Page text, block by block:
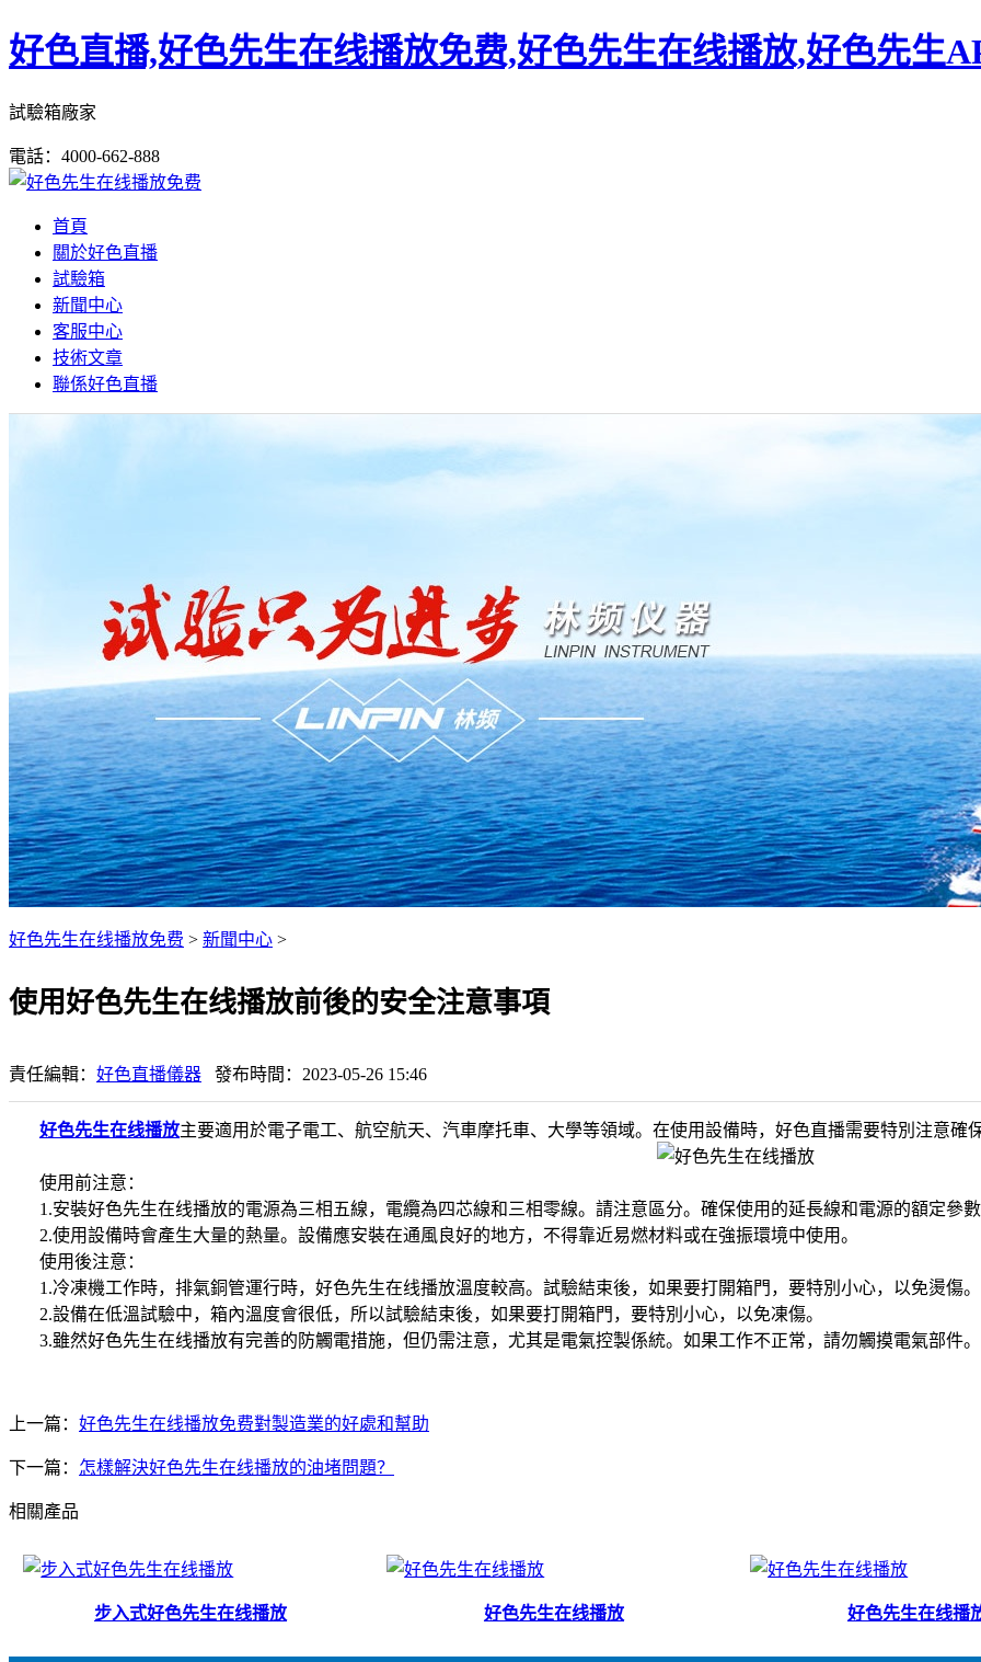
好色直播,好色先生在线播放免费,好色先生在线播放,好色先生
試驗箱廠家
電話：4000-662-888
首頁
關於好色直播
試驗箱
新聞中心
客服中心
技術文章
聯係好色直播
好色先生在线播放免费 > 新聞中心 >
使用好色先生在线播放前後的安全注意事項
責任編輯： 好色直播儀器 發布時間：2023-05-26 15:46
好色先生在线播放主要適用於電子電工、航空航天、汽車摩托車、大學等領域。在使用設備時，好色直播需要特別注意
使用前注意：
1.安裝好色先生在线播放的電源為三相五線，電纜為四芯線和三相零線。請注意區分。確保使用的延長線和電源的額定參
2.使用設備時會產生大量的熱量。設備應安裝在通風良好的地方，不得靠近易燃材料或在強振環境中使用。
使用後注意：
1.冷凍機工作時，排氣銅管運行時，好色先生在线播放溫度較高。試驗結束後，如果要打開箱門，要特別小心，以免燙傷。
2.設備在低溫試驗中，箱內溫度會很低，所以試驗結束後，如果要打開箱門，要特別小心，以免凍傷。
3.雖然好色先生在线播放有完善的防觸電措施，但仍需注意，尤其是電氣控製係統。如果工作不正常，請勿觸摸電氣部件。
上一篇： 好色先生在线播放免费對製造業的好處和幫助
下一篇： 怎樣解決好色先生在线播放的油堵問題？
相關產品
步入式好色先生在线播放 好色先生在线播放 好色先生在线播